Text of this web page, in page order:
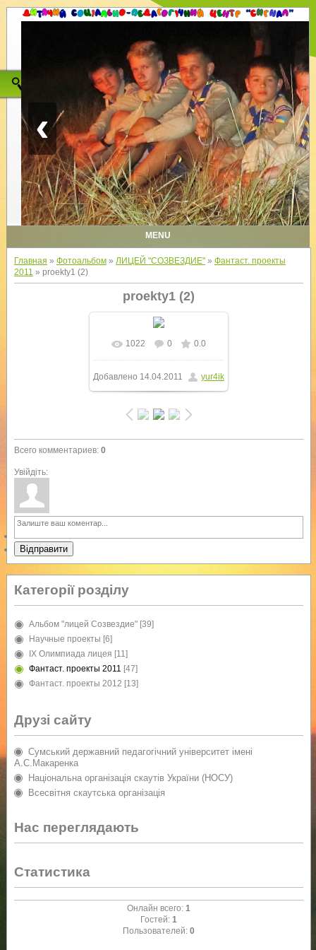
‹
MENU
Главная » Фотоальбом» ЛИЦЕЙ "СОЗВЕЗДИЕ"» Фантаст. проекты
2011 » proekty1 (2)
proekty1 (2)
В реальном размере
750x536/ 189.9Kb
1022 0 0.0
Добавлено 14.04.2011 yur4ik
Всего комментариев: 0
Увійдіть:
Відправити
Категорії розділу
Альбом "лицей Созвездие" [39]
Научные проекты [6]
IX Олимпиада лицея [11]
Фантаст. проекты 2011 [47]
Фантаст. проекты 2012 [13]
Друзі сайту
Сумський державний педагогічний університет імені
А.С.Макаренка
Національна організація скаутів України (НОСУ)
Всесвітня скаутська організація
Нас переглядають
Статистика
Онлайн всего: 1
Гостей: 1
Пользователей: 0